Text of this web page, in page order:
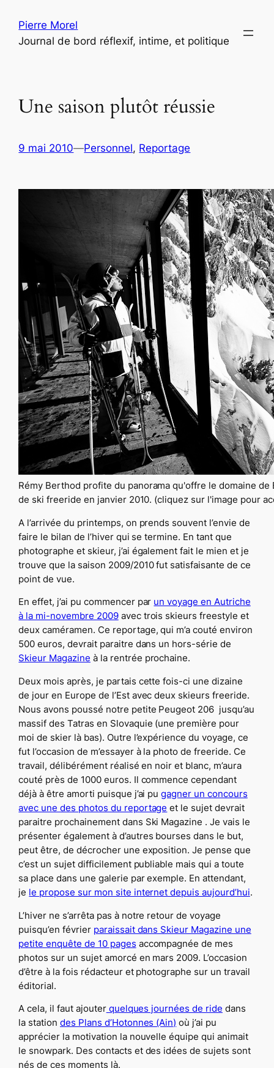
contenu
Pierre Morel
Journal de bord réflexif, intime, et politique
Une saison plutôt réussie
9 mai 2010—Personnel, Reportage
Rémy Berthod profite du panorama qu'offre le domaine
de ski freeride en janvier 2010. (cliquez sur l'image pour
A l’arrivée du printemps, on prends souvent l’envie de
faire le bilan de l’hiver qui se termine. En tant que
photographe et skieur, j’ai également fait le mien et je
trouve que la saison 2009/2010 fut satisfaisante de ce
point de vue.
En effet, j’ai pu commencer par un voyage en Autriche
à la mi-novembre 2009avec trois skieurs freestyle et
deux caméramen. Ce reportage, qui m’a couté environ
500 euros, devrait paraitre dans un hors-série de
Skieur Magazine à la rentrée prochaine.
Deux mois après, je partais cette fois-ci une dizaine
de jour en Europe de l’Est avec deux skieurs freeride.
Nous avons poussé notre petite Peugeot 206 jusqu’au
massif des Tatras en Slovaquie (une première pour
moi de skier là bas). Outre l’expérience du voyage, ce
fut l’occasion de m’essayer à la photo de freeride. Ce
travail, délibérément réalisé en noir et blanc, m’aura
couté près de 1000 euros. Il commence cependant
déjà à être amorti puisque j’ai pugagner un concours
avec une des photos du reportage et le sujet devrait
paraitre prochainement dans Ski Magazine . Je vais le
présenter également à d’autres bourses dans le but,
peut être, de décrocher une exposition. Je pense que
c’est un sujet difficilement publiable mais qui a toute
sa place dans une galerie par exemple. En attendant,
je le propose sur mon site internet depuis aujourd’hui.
L’hiver ne s’arrêta pas à notre retour de voyage
puisqu’en février paraissait dans Skieur Magazine une
petite enquête de 10 pages accompagnée de mes
photos sur un sujet amorcé en mars 2009. L’occasion
d’être à la fois rédacteur et photographe sur un travail
éditorial.
A cela, il faut ajouterquelques journées de ride dans
la stationdes Plans d’Hotonnes (Ain) où j’ai pu
apprécier la motivation la nouvelle équipe qui animait
le snowpark. Des contacts et des idées de sujets sont
nés de ces moments là.